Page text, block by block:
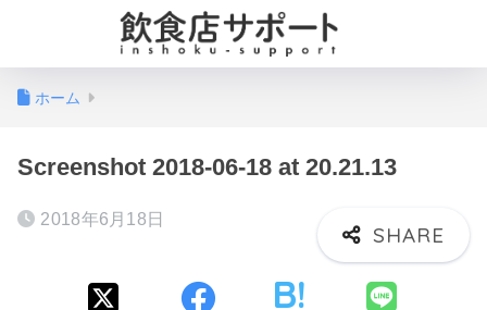
ホーム
Screenshot 2018-06-18 at 20.21.13
2018年6月18日